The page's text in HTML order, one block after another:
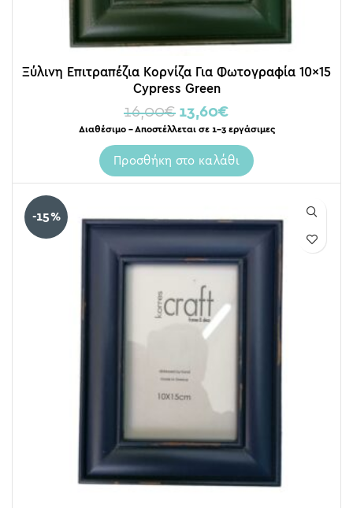
Ξύλινη Επιτραπέζια Κορνίζα Για Φωτογραφία 10×15
Cypress Green
16,00€ 13,60€
Διαθέσιμο – Αποστέλλεται σε 1-3 εργάσιμες
Προσθήκη στο καλάθι
-15%